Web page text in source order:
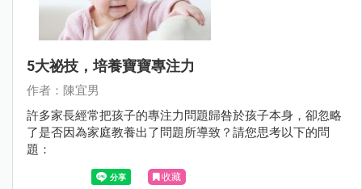
5大祕技，培養寶寶專注力
作者：陳宜男
許多家長經常把孩子的專注力問題歸咎於孩子本身，卻忽略
了是否因為家庭教養出了問題所導致？請您思考以下的問
題：
收藏